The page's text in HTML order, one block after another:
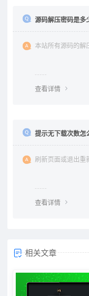
源码解压密码是多
本站所有源码的
查看详情
提示无下载次数怎
刷新页面或退出重
查看详情
相关文章